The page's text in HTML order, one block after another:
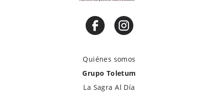
Quiénes somos
Grupo Toletum
La Sagra Al Día